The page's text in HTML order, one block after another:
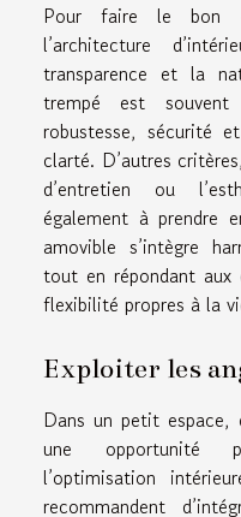
Pour faire le bon
l’architecture
transparence et la
trempé est
robustesse, sécurité
clarté. D’autres
d’entretien ou
également à prendre
amovible s’intègre
tout en répondant aux
flexibilité propres à la
Exploiter les
Dans un petit espace,
une opportunité
l’optimisation
recommandent